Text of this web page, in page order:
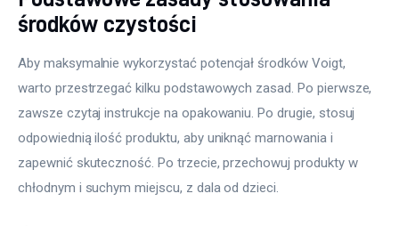
środków czystości
Aby maksymalnie wykorzystać potencjał środków Voigt,
warto przestrzegać kilku podstawowych zasad. Po pierwsze,
zawsze czytaj instrukcje na opakowaniu. Po drugie, stosuj
odpowiednią ilość produktu, aby uniknąć marnowania i
zapewnić skuteczność. Po trzecie, przechowuj produkty w
chłodnym i suchym miejscu, z dala od dzieci.